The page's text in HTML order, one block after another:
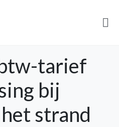
tarief
bij
strand